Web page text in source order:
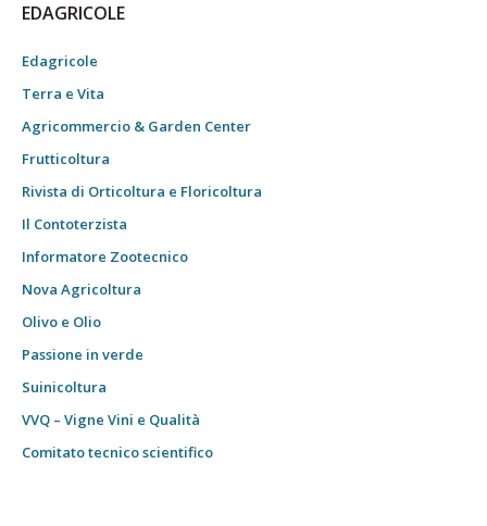
EDAGRICOLE
Edagricole
Terra e Vita
Agricommercio & Garden Center
Frutticoltura
Rivista di Orticoltura e Floricoltura
Il Contoterzista
Informatore Zootecnico
Nova Agricoltura
Olivo e Olio
Passione in verde
Suinicoltura
VVQ – Vigne Vini e Qualità
Comitato tecnico scientifico